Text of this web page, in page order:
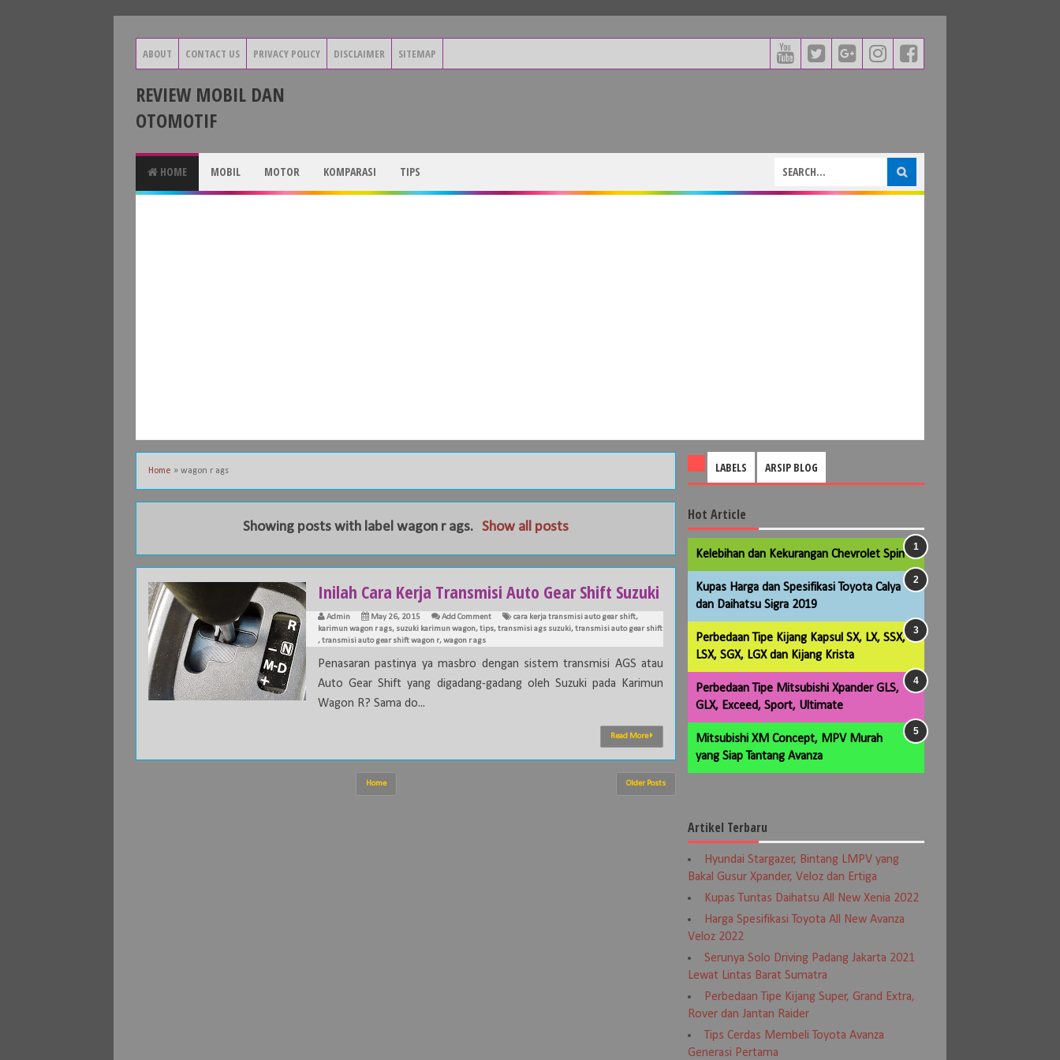
ABOUT CONTACT US PRIVACY POLICY DISCLAIMER SITEMAP
REVIEW MOBIL DAN
OTOMOTIF
HOME MOBIL MOTOR KOMPARASI TIPS
Home » wagon r ags
Showing posts with label wagon r ags. Show all posts
Inilah Cara Kerja Transmisi Auto Gear Shift Suzuki
Admin May 26, 2015 Add Comment cara kerja transmisi auto gear shift,
karimun wagon r ags, suzuki karimun wagon,tips,transmisi ags suzuki,transmisi auto gear shift
,transmisi auto gear shift wagon r,wagon r ags
Penasaran pastinya ya masbro dengan sistem transmisi AGS atau
Auto Gear Shift yang digadang-gadang oleh Suzuki pada Karimun
Wagon R? Sama do...
Read More
Older Posts
Home
LABELS ARSIP BLOG
Hot Article
Kelebihan dan Kekurangan Chevrolet Spin
Kupas Harga dan Spesifikasi Toyota Calya
dan Daihatsu Sigra 2019
Perbedaan Tipe Kijang Kapsul SX, LX, SSX,
LSX, SGX, LGX dan Kijang Krista
Perbedaan Tipe Mitsubishi Xpander GLS,
GLX, Exceed, Sport, Ultimate
Mitsubishi XM Concept, MPV Murah
yang Siap Tantang Avanza
Artikel Terbaru
Hyundai Stargazer, Bintang LMPV yang
Bakal Gusur Xpander, Veloz dan Ertiga
Kupas Tuntas Daihatsu All New Xenia 2022
Harga Spesifikasi Toyota All New Avanza
Veloz 2022
Serunya Solo Driving Padang Jakarta 2021
Lewat Lintas Barat Sumatra
Perbedaan Tipe Kijang Super, Grand Extra,
Rover dan Jantan Raider
Tips Cerdas Membeli Toyota Avanza
Generasi Pertama